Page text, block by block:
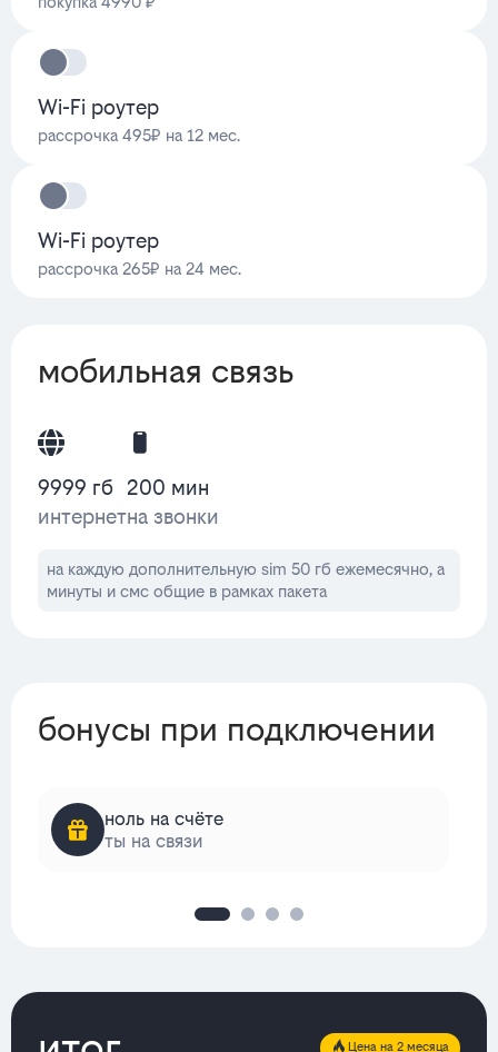
Wi-Fi роутер
рассрочка 495₽ на 12 мес.
Wi-Fi роутер
рассрочка 265₽ на 24 мес.
мобильная связь
9999 гб
интернет
200 мин
на звонки
на каждую дополнительную sim 50 гб ежемесячно, а
минуты и смс общие в рамках пакета
бонусы при подключении
ноль на счёте
ты на связи
Цена на 2 месяца